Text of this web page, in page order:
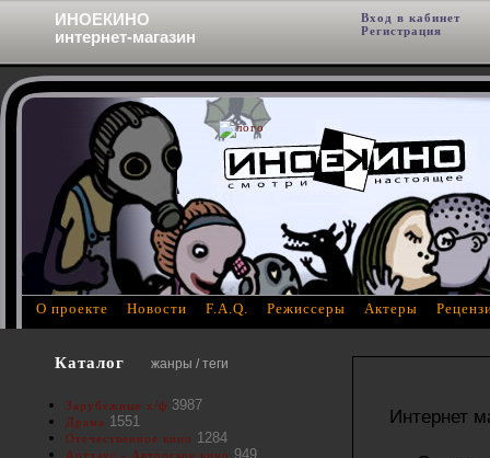
Интернет
Каталог жанры / теги
Зарубежные х/ф 3987
Драма 1551
Отечественное кино 1284
Артхаус - Авторское кино 949
О проекте Новости F.A.Q. Режиссеры Актеры
ИНОЕКИНО
интернет-магазин
Вход в кабинет
Регистрация